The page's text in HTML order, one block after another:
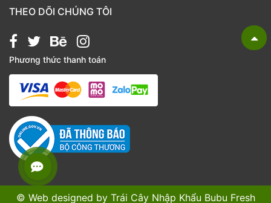
Bánh kẹo
Giỏ quà tặng
Hạt chia
Hạt dẻ cười
Hạt hạnh nhân
Hạt macca
Hạt óc chó
Kẹo
Nho khô
THEO DÕI CHÚNG TÔI
Phương thức thanh toán
© Web designed by Trái Cây Nhập Khẩu Bubu Fresh